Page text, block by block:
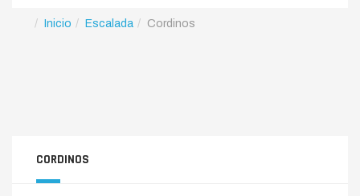
Inicio Escalada Cordinos
CORDINOS